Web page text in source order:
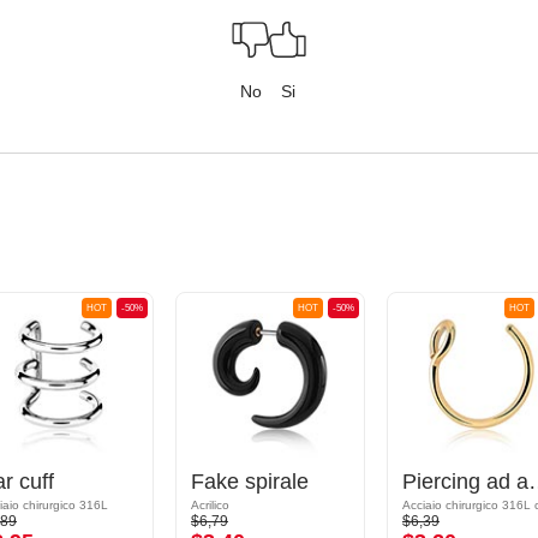
No Si
-50%
HOT
cuff
chirurgico 316L
-50%
HOT
Fake spirale
Acrilico
$6,79
HOT
$6,39